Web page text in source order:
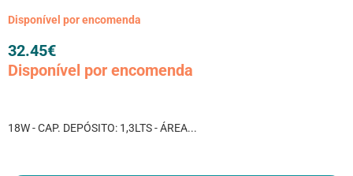
Disponível por encomenda
32.45€
Disponível por encomenda
18W - CAP. DEPÓSITO: 1,3LTS - ÁREA...